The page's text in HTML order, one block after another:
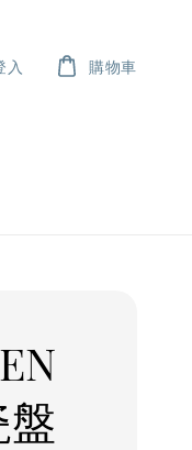
入 購物車